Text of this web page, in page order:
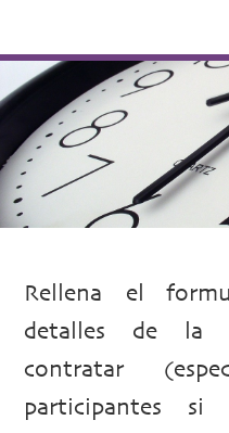
Rellena el
detalles de la
contratar
participantes